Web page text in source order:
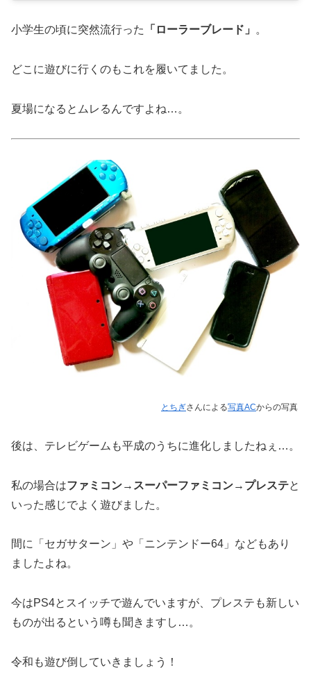
小学生の頃に突然流行った 「ローラーブレード」 。
どこに遊びに行くのもこれを履いてました。
夏場になるとムレるんですよね…。
とちぎさんによる写真ACからの写真
後は、テレビゲームも平成のうちに進化しましたねぇ…。
私の場合はファミコン→スーパーファミコン→プレステと
いった感じでよく遊びました。
間に「セガサターン」や「ニンテンドー64」などもあり
ましたよね。
今はPS4とスイッチで遊んでいますが、プレステも新しい
ものが出るという噂も聞きますし…。
令和も遊び倒していきましょう！